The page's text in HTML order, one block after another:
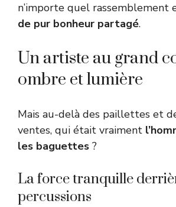
n’importe quel rassemblement
de pur bonheur partagé.
Un artiste au grand
ombre et lumière
Mais au-delà des paillettes et
ventes, qui était vraiment
les baguettes ?
La force tranquille
percussions